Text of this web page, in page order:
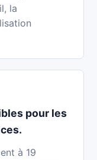
la
pour les
à 19